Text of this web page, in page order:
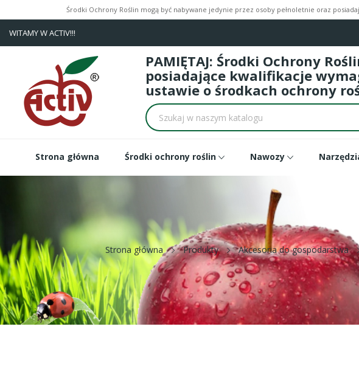
Środki Ochrony Roślin mogą być nabywane jedynie przez osoby pełnoletnie oraz
WITAMY W ACTIV!!!
PAMIĘTAJ: Środki Ochrony
posiadające kwalifikacje
ustawie o środkach ochrony
Strona główna Środki ochrony roślin Nawozy
Strona główna Produkty Akcesoria do gospodarstwa